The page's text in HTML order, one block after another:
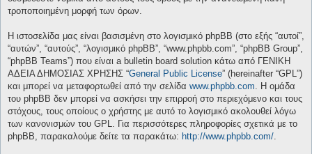
τροποποιημένη μορφή των όρων.
Η ιστοσελίδα μας είναι βασισμένη στο λογισμικό phpBB (στο εξής “αυτοί”,
“αυτών”, “αυτούς”, “λογισμικό phpBB”, “www.phpbb.com”, “phpBB Group”,
“phpBB Teams”) που είναι a bulletin board solution κάτω από ΓΕΝΙΚΗ
ΑΔΕΙΑ ΔΗΜΟΣΙΑΣ ΧΡΗΣΗΣ “General Public License” (hereinafter “GPL”)
και μπορεί να μεταφορτωθεί από την σελίδα www.phpbb.com. Η ομάδα
του phpBB δεν μπορεί να ασκήσει την επιρροή στο περιεχόμενο και τους
στόχους, τους οποίους ο χρήστης με αυτό το λογισμικό ακολουθεί λόγω
των κανονισμών του GPL. Για περισσότερες πληροφορίες σχετικά με το
phpBB, παρακαλούμε δείτε τα παρακάτω: http://www.phpbb.com/.